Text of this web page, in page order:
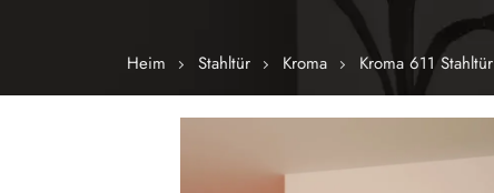
Heim Stahltür Kroma Kroma 611 Stahltür